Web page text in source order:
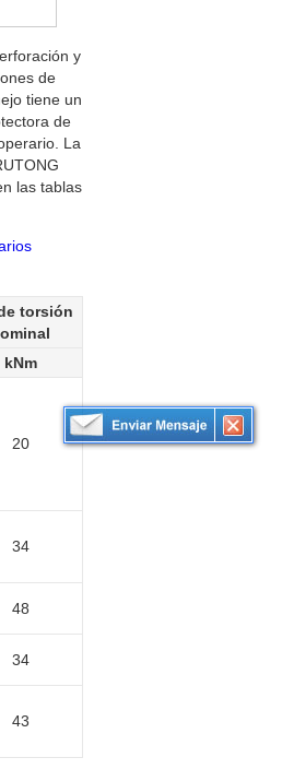
y
de
tiene un
de
La
las tablas
torsión
kNm
20
34
48
34
43